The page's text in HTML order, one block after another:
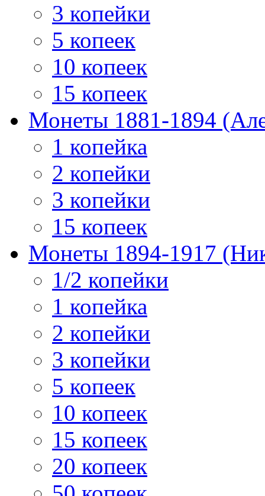
3 копейки
5 копеек
10 копеек
15 копеек
Монеты 1881-1894
1 копейка
2 копейки
3 копейки
15 копеек
Монеты 1894-1917
1/2 копейки
1 копейка
2 копейки
3 копейки
5 копеек
10 копеек
15 копеек
20 копеек